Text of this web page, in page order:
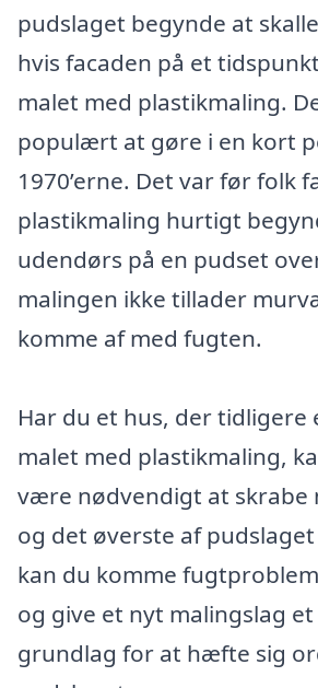
pudslaget begynde at
hvis facaden på et
malet med plastikmaling.
populært at gøre i en kort
1970’erne. Det var før folk
plastikmaling hurtigt
udendørs på en pudset
malingen ikke tillader
komme af med fugten.
Har du et hus, der tidligere
malet med plastikmaling,
være nødvendigt at skrabe
og det øverste af
kan du komme
og give et nyt malingslag
grundlag for at hæfte sig